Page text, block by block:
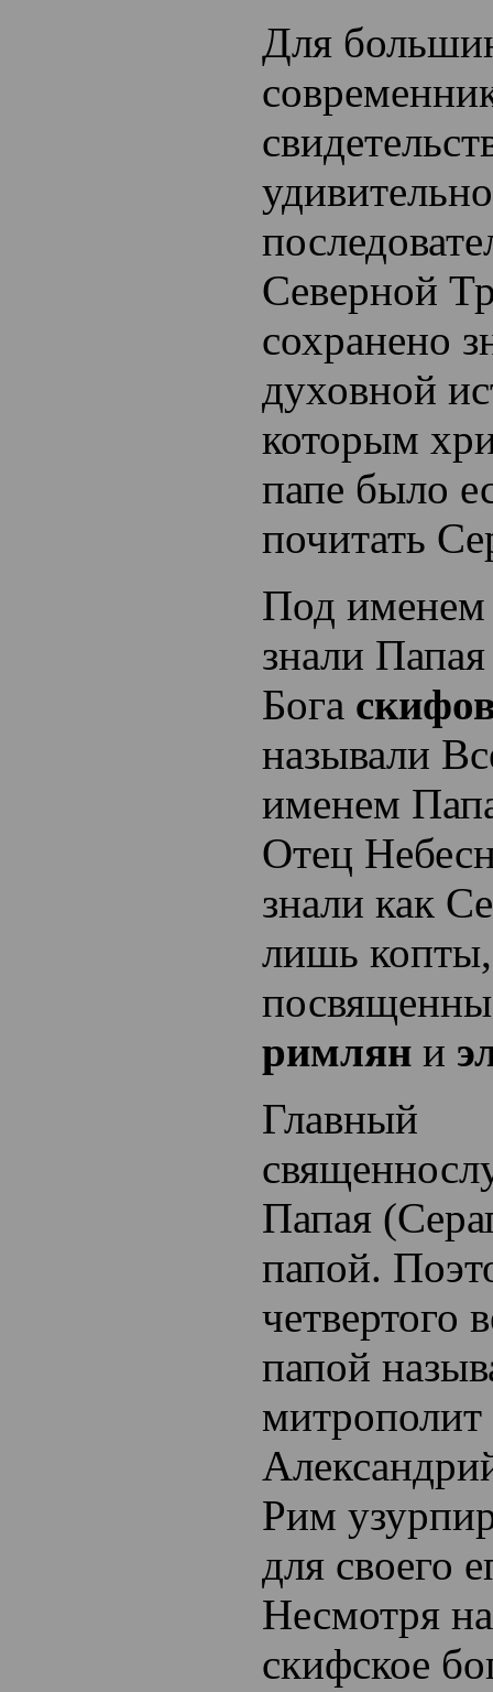
Для
Северной
сохранено
духовной
которым
папе было
почитать
Под именем
знали
Бога
называли
именем
Отец
знали как
лишь
римлян и
Главный
Папая
папой.
четвертого
папой
митрополит
Рим
для своего
Несмотря
скифское